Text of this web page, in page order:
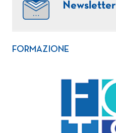
Newsletter
FORMAZIONE